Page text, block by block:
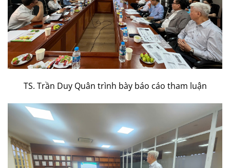
TS. Trần Duy Quân trình bày báo cáo tham luận